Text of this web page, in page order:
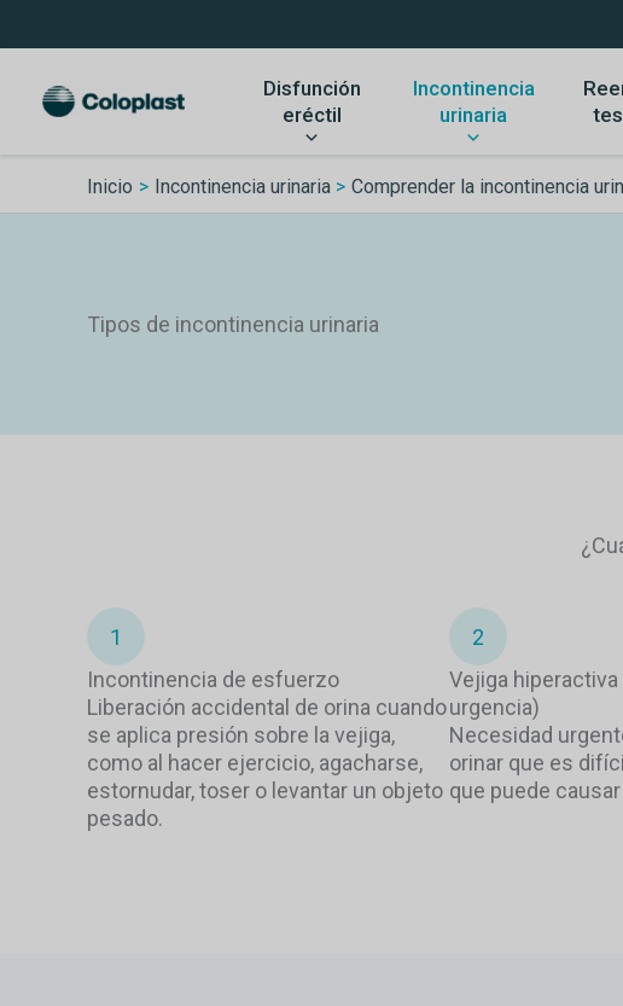
Disfunción
eréctil
Incontinencia
urinaria
Inicio Incontinencia urinaria Comprender la incontinencia
Tipos de incontinencia urinaria
1
Incontinencia de esfuerzo
Liberación accidental de orina cuando
se aplica presión sobre la vejiga,
como al hacer ejercicio, agacharse,
estornudar, toser o levantar un objeto
pesado.
2
Vejiga
urgencia)
Necesidad
orinar que es
que puede